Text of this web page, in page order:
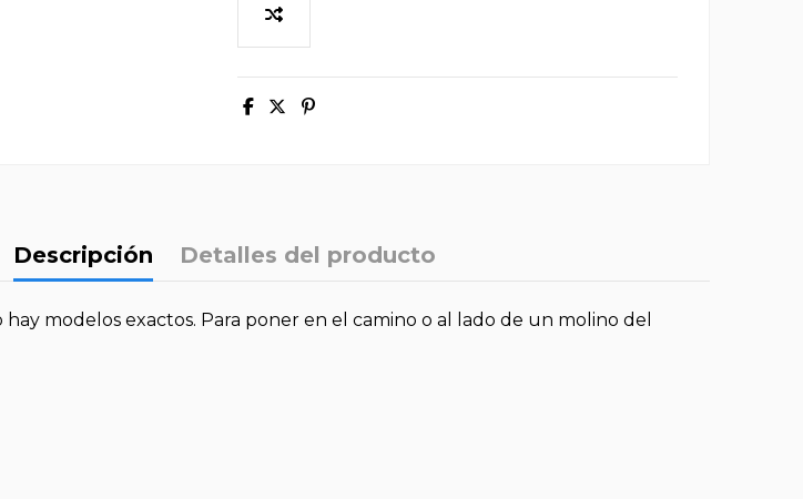
Descripción Detalles del producto
modelos exactos. Para poner en el camino o al lado de un molino del